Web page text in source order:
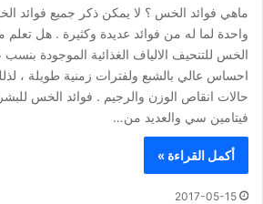
ماهي فوائد الخس ؟ لا يمكن ذكر جميع فوائد
واحدة لما له من فوائد عديدة وكثيرة . هل
الخس للتنحيف الالياف الغذائية الموجودة
احساس عالي بالشبع ولفترات زمنية طويلة ،
حالات انقاص الوزن والرجيم . فوائد الخس
فيتامين سي والعديد من…
أكمل القراءة »
2017-05-15